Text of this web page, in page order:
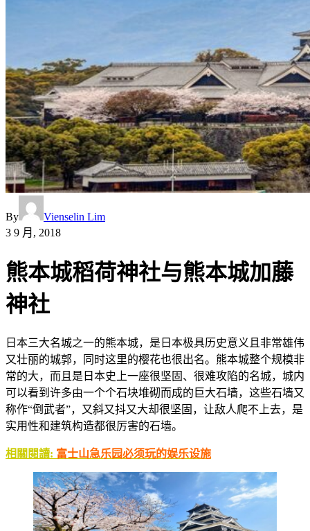
By
Vienselin Lim
3 9 月, 2018
熊本城稻荷神社与熊本城加藤
神社
日本三大名城之一的熊本城，是日本极具历史意义且非常雄伟
又壮丽的城郭，同时这里的樱花也很出名。熊本城整个规模非
常的大，而且是日本史上一座很坚固、很难攻陷的名城，城内
可以看到许多由一个个石块堆砌而成的巨大石墙，这些石墙又
称作“倒武者”，又斜又抖又大却很坚固，让敌人爬不上去，是
实用性和建筑构造都很厉害的石墙。
相關閱讀: 富士山急乐园必须玩的娱乐设施